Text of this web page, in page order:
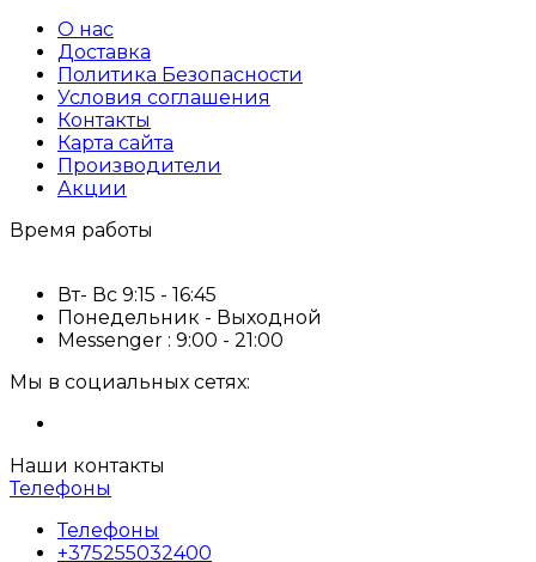
О нас
Доставка
Политика Безопасности
Условия соглашения
Контакты
Карта сайта
Производители
Акции
Время работы
Вт- Вс 9:15 - 16:45
Понедельник - Выходной
Messenger : 9:00 - 21:00
Мы в социальных сетях:
Наши контакты
Телефоны
Телефоны
+375255032400